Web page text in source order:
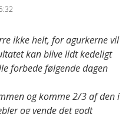
ikke helt, for agurkerne vil
kan blive lidt kedeligt
forbede følgende dagen
og komme 2/3 af den i
og vende det godt